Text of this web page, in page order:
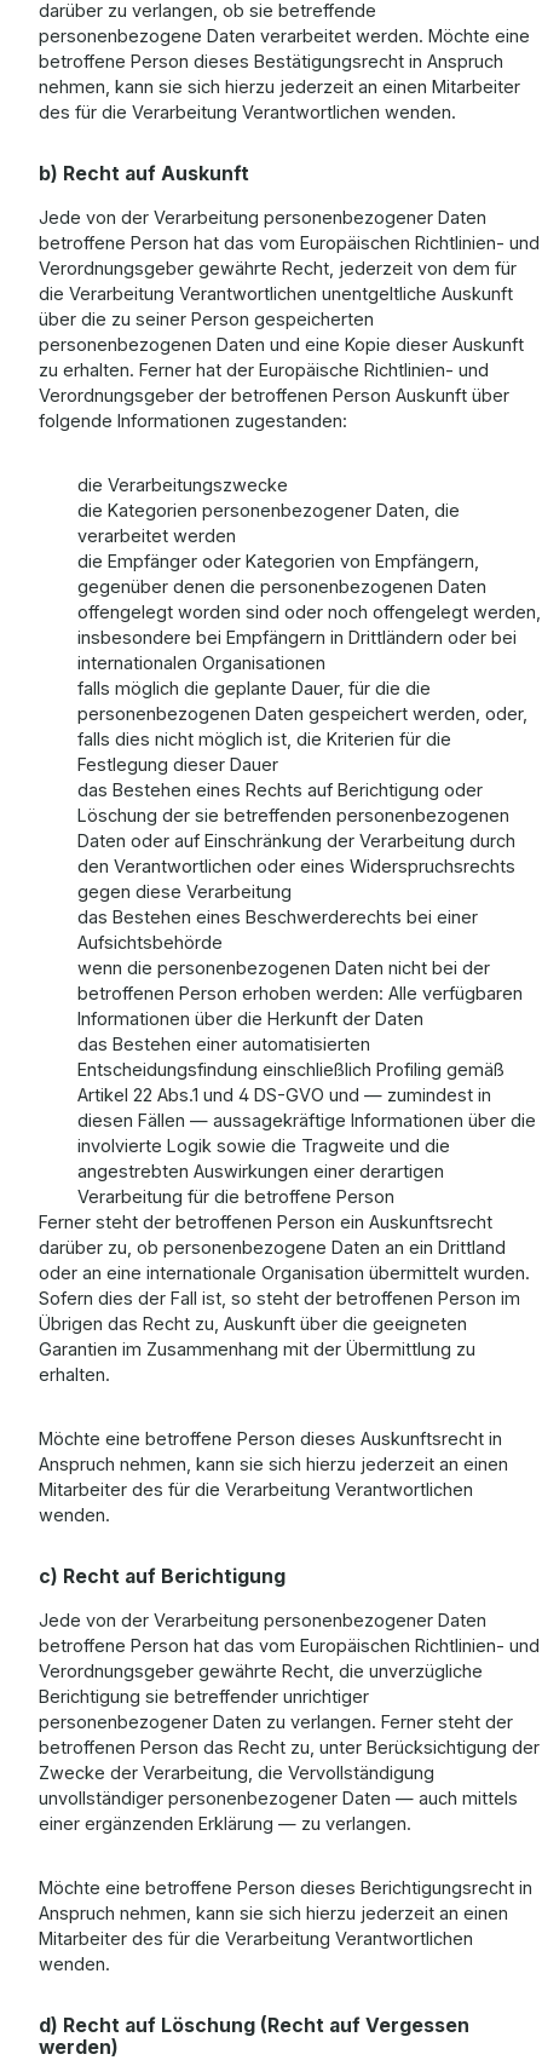
darüber zu verlangen, ob sie betreffende
personenbezogene Daten verarbeitet werden. Möchte eine
betroffene Person dieses Bestätigungsrecht in Anspruch
nehmen, kann sie sich hierzu jederzeit an einen Mitarbeiter
des für die Verarbeitung Verantwortlichen wenden.
b) Recht auf Auskunft
Jede von der Verarbeitung personenbezogener Daten
betroffene Person hat das vom Europäischen Richtlinien- und
Verordnungsgeber gewährte Recht, jederzeit von dem für
die Verarbeitung Verantwortlichen unentgeltliche Auskunft
über die zu seiner Person gespeicherten
personenbezogenen Daten und eine Kopie dieser Auskunft
zu erhalten. Ferner hat der Europäische Richtlinien- und
Verordnungsgeber der betroffenen Person Auskunft über
folgende Informationen zugestanden:
die Verarbeitungszwecke
die Kategorien personenbezogener Daten, die
verarbeitet werden
die Empfänger oder Kategorien von Empfängern,
gegenüber denen die personenbezogenen Daten
offengelegt worden sind oder noch offengelegt werden,
insbesondere bei Empfängern in Drittländern oder bei
internationalen Organisationen
falls möglich die geplante Dauer, für die die
personenbezogenen Daten gespeichert werden, oder,
falls dies nicht möglich ist, die Kriterien für die
Festlegung dieser Dauer
das Bestehen eines Rechts auf Berichtigung oder
Löschung der sie betreffenden personenbezogenen
Daten oder auf Einschränkung der Verarbeitung durch
den Verantwortlichen oder eines Widerspruchsrechts
gegen diese Verarbeitung
das Bestehen eines Beschwerderechts bei einer
Aufsichtsbehörde
wenn die personenbezogenen Daten nicht bei der
betroffenen Person erhoben werden: Alle verfügbaren
Informationen über die Herkunft der Daten
das Bestehen einer automatisierten
Entscheidungsfindung einschließlich Profiling gemäß
Artikel 22 Abs.1 und 4 DS-GVO und — zumindest in
diesen Fällen — aussagekräftige Informationen über die
involvierte Logik sowie die Tragweite und die
angestrebten Auswirkungen einer derartigen
Verarbeitung für die betroffene Person
Ferner steht der betroffenen Person ein Auskunftsrecht
darüber zu, ob personenbezogene Daten an ein Drittland
oder an eine internationale Organisation übermittelt wurden.
Sofern dies der Fall ist, so steht der betroffenen Person im
Übrigen das Recht zu, Auskunft über die geeigneten
Garantien im Zusammenhang mit der Übermittlung zu
erhalten.
Möchte eine betroffene Person dieses Auskunftsrecht in
Anspruch nehmen, kann sie sich hierzu jederzeit an einen
Mitarbeiter des für die Verarbeitung Verantwortlichen
wenden.
c) Recht auf Berichtigung
Jede von der Verarbeitung personenbezogener Daten
betroffene Person hat das vom Europäischen Richtlinien- und
Verordnungsgeber gewährte Recht, die unverzügliche
Berichtigung sie betreffender unrichtiger
personenbezogener Daten zu verlangen. Ferner steht der
betroffenen Person das Recht zu, unter Berücksichtigung der
Zwecke der Verarbeitung, die Vervollständigung
unvollständiger personenbezogener Daten — auch mittels
einer ergänzenden Erklärung — zu verlangen.
Möchte eine betroffene Person dieses Berichtigungsrecht in
Anspruch nehmen, kann sie sich hierzu jederzeit an einen
Mitarbeiter des für die Verarbeitung Verantwortlichen
wenden.
d) Recht auf Löschung (Recht auf Vergessen
werden)